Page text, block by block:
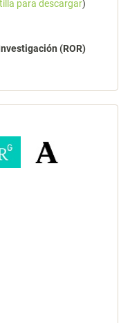
para descargar)
(ROR)